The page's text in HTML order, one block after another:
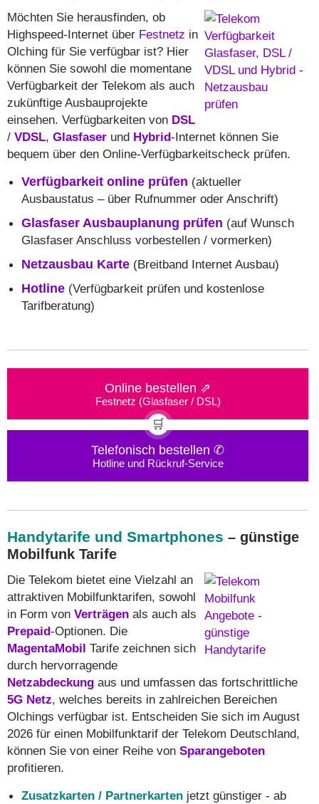
Möchten Sie herausfinden, ob
Highspeed-Internet über Festnetz in
Olching für Sie verfügbar ist? Hier
können Sie sowohl die momentane
Verfügbarkeit der Telekom als auch
zukünftige Ausbauprojekte
einsehen. Verfügbarkeiten von DSL
/ VDSL, Glasfaser und Hybrid-Internet können Sie
bequem über den Online-Verfügbarkeitscheck prüfen.
Verfügbarkeit online prüfen (aktueller
Ausbaustatus – über Rufnummer oder Anschrift)
Glasfaser Ausbauplanung prüfen (auf Wunsch
Glasfaser Anschluss vorbestellen / vormerken)
Netzausbau Karte (Breitband Internet Ausbau)
Hotline (Verfügbarkeit prüfen und kostenlose
Tarifberatung)
Online bestellen ⇗
Festnetz (Glasfaser / DSL)
🛒
Telefonisch bestellen ✆
Hotline und Rückruf-Service
Handytarife und Smartphones – günstige
Mobilfunk Tarife
Die Telekom bietet eine Vielzahl an
attraktiven Mobilfunktarifen, sowohl
in Form von Verträgen als auch als
Prepaid-Optionen. Die
MagentaMobil Tarife zeichnen sich
durch hervorragende
Netzabdeckung aus und umfassen das fortschrittliche
5G Netz, welches bereits in zahlreichen Bereichen
Olchings verfügbar ist. Entscheiden Sie sich im August
2026 für einen Mobilfunktarif der Telekom Deutschland,
können Sie von einer Reihe von Sparangeboten
profitieren.
Zusatzkarten / Partnerkarten jetzt günstiger - ab